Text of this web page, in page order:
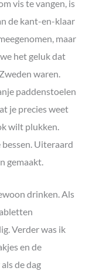
vis te vangen, is
de kant-en-klaar
maar
het geluk dat
waren.
paddenstoelen
je precies weet
wilt plukken.
Uiteraard
gemaakt.
drinken. Als
Verder was ik
en de
de dag